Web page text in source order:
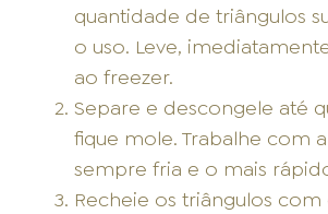
quantidade de triângulos
o uso. Leve,
ao freezer.
Separe e descongele até
fique mole. Trabalhe com
sempre fria e o mais
Recheie os triângulos